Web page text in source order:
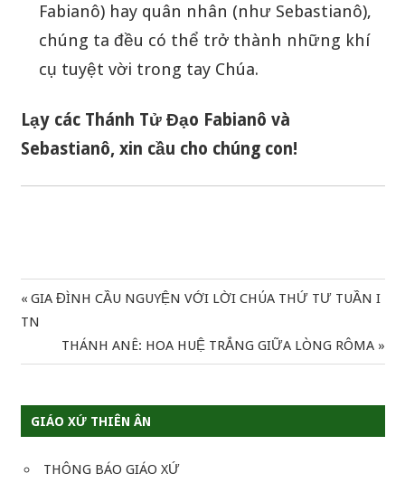
GIÁO XỨ THIÊN ÂN
THÔNG BÁO GIÁO XỨ
Fabianô) hay quân nhân (như Sebastianô),
chúng ta đều có thể trở thành những khí
cụ tuyệt vời trong tay Chúa.
Lạy các Thánh Tử Đạo Fabianô và
Sebastianô, xin cầu cho chúng con!
Điều
hướng
viết
Previous
Post:
GIA ĐÌNH CẦU NGUYỆN VỚI LỜI CHÚA THỨ TƯ TUẦN I
TN
Next
Post:
THÁNH ANÊ: HOA HUỆ TRẮNG GIỮA LÒNG RÔMA